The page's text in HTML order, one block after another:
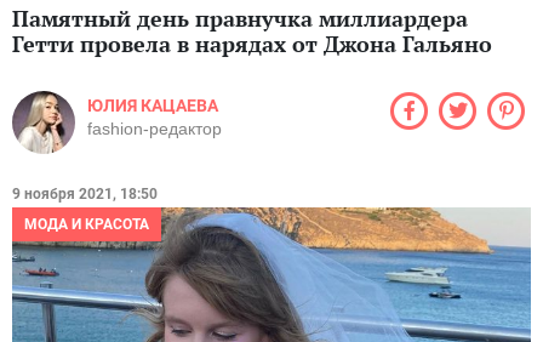
Памятный день правнучка миллиардера
Гетти провела в нарядах от Джона Гальяно
ЮЛИЯ КАЦАЕВА
fashion-редактор
9 ноября 2021, 18:50
МОДА И КРАСОТА